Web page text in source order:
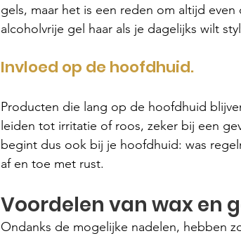
gels, maar het is een reden om altijd
alcoholvrije gel haar als je dagelijks wilt
Invloed op de hoofdhuid.
Producten die lang op de hoofdhuid
leiden tot irritatie of roos, zeker bij een
begint dus ook bij je hoofdhuid: was
af en toe met rust.
Voordelen van wax en
Ondanks de mogelijke nadelen, hebben